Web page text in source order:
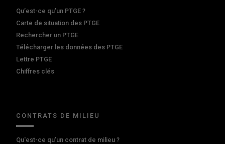
Qu’est-ce qu’un PTGE ?
Carte de situation des PTGE
Rechercher un PTGE
Télécharger les données des PTGE
Lettre PTGE
Chiffres clés
CONTRATS DE MILIEU
Qu'est-ce qu'un contrat de milieu ?